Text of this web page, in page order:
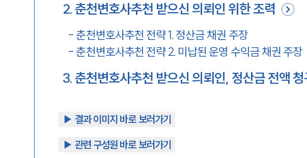
2.춘천변호사추천 받으신 의뢰인 위한 조력
- 춘천변호사추천 전략 1. 정산금 채권 주장
- 춘천변호사추천 전략 2. 미납된 운영 수익금 채권 주장
3.춘천변호사추천 받으신 의뢰인, 정산금 전액
▶︎ 결과 이미지 바로 보러가기
▶︎ 관련 구성원 바로 보러가기